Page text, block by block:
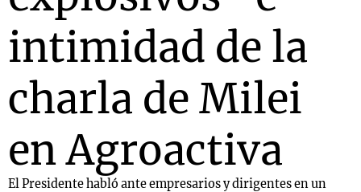
intimidad de la
charla de Milei
en Agroactiva
El Presidente habló ante empresarios y dirigentes en un